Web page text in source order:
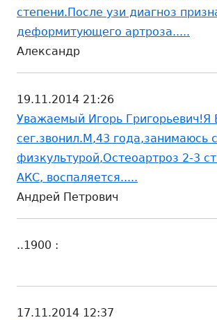
степени.После узи диагноз
деформитующего артроза.....
Александр
19.11.2014 21:26
Уважаемый Игорь Григорьевич!Я
сег.звонил.М,43 года,занимаюсь
физкультурой,Остеоартроз 2-3
АКС, воспаляется.....
Андрей Петрович
..1900 :
17.11.2014 12:37